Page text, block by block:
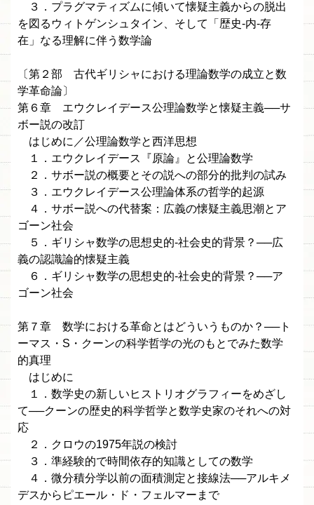
３．プラグマティズムに傾いて懐疑主義からの脱出
を図るウィトゲンシュタイン、そして「歴史-内-存
在」なる理解に伴う数学論
〔第２部 古代ギリシャにおける理論数学の成立と数
学革命論〕
第６章 エウクレイデース公理論数学と懐疑主義──サ
ボー説の改訂
はじめに／公理論数学と西洋思想
１．エウクレイデース『原論』と公理論数学
２．サボー説の概要とその説への部分的批判の試み
３．エウクレイデース公理論体系の哲学的起源
４．サボー説への代替案：広義の懐疑主義思潮とア
ゴーン社会
５．ギリシャ数学の思想史的-社会史的背景？──広
義の認識論的懐疑主義
６．ギリシャ数学の思想史的-社会史的背景？──ア
ゴーン社会
第７章 数学における革命とはどういうものか？──ト
ーマス・S・クーンの科学哲学の光のもとでみた数学
的真理
はじめに
１．数学史の新しいヒストリオグラフィーをめざし
て──クーンの歴史的科学哲学と数学史家のそれへの対
応
２．クロウの1975年説の検討
３．準経験的で時間依存的知識としての数学
４．微分積分学以前の面積測定と接線法──アルキメ
デスからピエール・ド・フェルマーまで